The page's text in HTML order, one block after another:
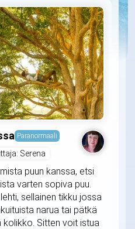
Paranormaali
Serena
puun kanssa, etsi
varten sopiva puu.
sellainen tikku jossa
narua tai pätkä
Sitten voit istua